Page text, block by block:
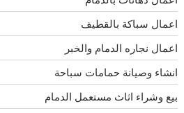
اعمال سباكة بالقطيف
اعمال نجاره الدمام والخبر
انشاء وصيانة حمامات سباحة
بيع وشراء اثاث مستعمل الدمام